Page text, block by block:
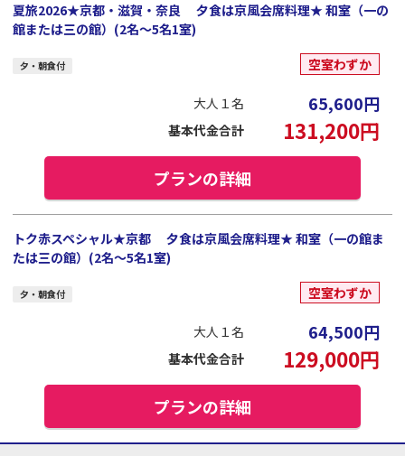
夏旅2026★京都・滋賀・奈良 夕食は京風会席料理★ 和室（一の
館または三の館）(2名～5名1室)
夕・朝食付 空室わずか
大人１名 65,600円
基本代金合計 131,200円
プランの詳細
トク赤スペシャル★京都 夕食は京風会席料理★ 和室（一の館ま
たは三の館）(2名～5名1室)
夕・朝食付 空室わずか
大人１名 64,500円
基本代金合計 129,000円
プランの詳細